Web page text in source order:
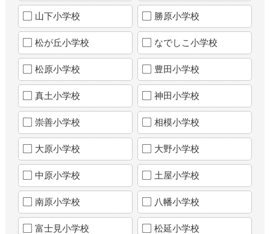
山下小学校 勝原小学校
松が丘小学校 なでしこ小学校
松原小学校 豊田小学校
真土小学校 神田小学校
崇善小学校 相模小学校
大原小学校 大野小学校
中原小学校 土屋小学校
南原小学校 八幡小学校
富士見小学校 松延小学校